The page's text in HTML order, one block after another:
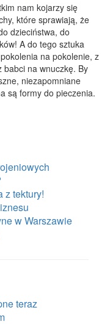
nam kojarzy się
które sprawiają, że
dzieciństwa, do
A do tego sztuka
na pokolenie, z
babci na wnuczkę. By
niezapomniane
są formy do pieczenia.
z tektury!
w Warszawie
teraz